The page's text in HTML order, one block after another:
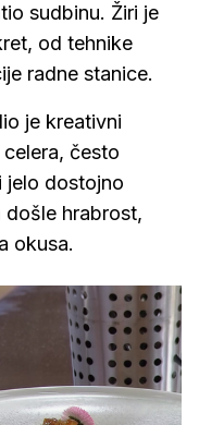
sudbinu. Žiri je
od tehnike
radne stanice.
je kreativni
često
jelo dostojno
došle hrabrost,
okusa.